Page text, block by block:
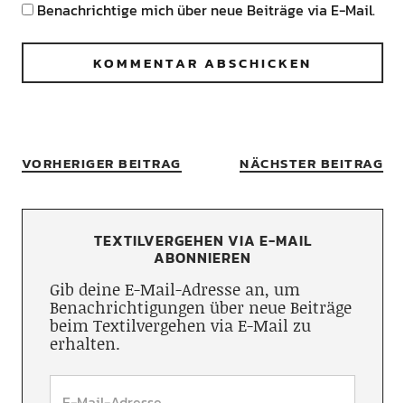
Benachrichtige mich über neue Beiträge via E-Mail.
VORHERIGER BEITRAG NÄCHSTER BEITRAG
TEXTILVERGEHEN VIA E-MAIL
ABONNIEREN
Gib deine E-Mail-Adresse an, um
Benachrichtigungen über neue Beiträge
beim Textilvergehen via E-Mail zu
erhalten.